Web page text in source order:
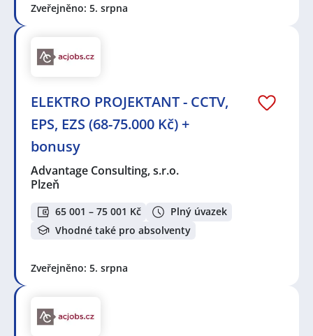
Zveřejněno: 5. srpna
ELEKTRO PROJEKTANT - CCTV,
EPS, EZS (68-75.000 Kč) +
bonusy
Advantage Consulting, s.r.o.
Plzeň
65 001 – 75 001 Kč
Plný úvazek
Vhodné také pro absolventy
Zveřejněno: 5. srpna